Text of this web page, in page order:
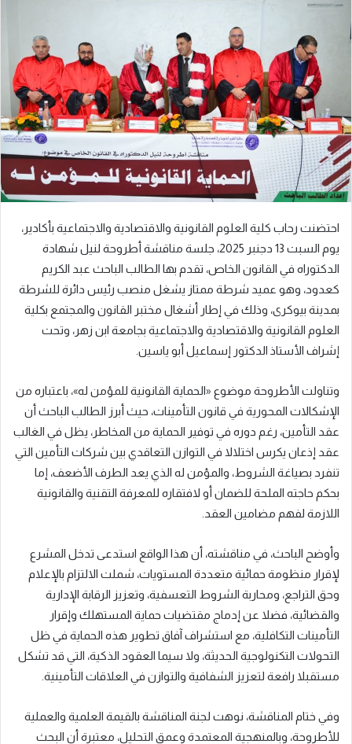
إلكترونيا
احتضنت رحاب كلية العلوم القانونية والاقتصادية والاجتماعية بأكادير،
يوم السبت 13 دجنبر 2025، جلسة مناقشة أطروحة لنيل شهادة
الدكتوراه في القانون الخاص، تقدم بها الطالب الباحث عبد الكريم
كعدود، وهو عميد شرطة ممتاز يشغل منصب رئيس دائرة للشرطة
بمدينة بيوكرى، وذلك في إطار أشغال مختبر القانون والمجتمع بكلية
العلوم القانونية والاقتصادية والاجتماعية بجامعة ابن زهر، وتحت
إشراف الأستاذ الدكتور إسماعيل أبو ياسين.
وتناولت الأطروحة موضوع «الحماية القانونية للمؤمن له»، باعتباره من
الإشكالات المحورية في قانون التأمينات، حيث أبرز الطالب الباحث أن
عقد التأمين، رغم دوره في توفير الحماية من المخاطر، يظل في الغالب
عقد إذعان يكرس اختلالا في التوازن التعاقدي بين شركات التأمين التي
تنفرد بصياغة الشروط، والمؤمن له الذي يعد الطرف الأضعف، إما
بحكم حاجته الملحة للضمان أو لافتقاره للمعرفة التقنية والقانونية
اللازمة لفهم مضامين العقد.
وأوضح الباحث، في مناقشته، أن هذا الواقع استدعى تدخل المشرع
لإقرار منظومة حمائية متعددة المستويات، شملت الالتزام بالإعلام
وحق التراجع، ومحاربة الشروط التعسفية، وتعزيز الرقابة الإدارية
والقضائية، فضلا عن إدماج مقتضيات حماية المستهلك وإقرار
التأمينات التكافلية، مع استشراف آفاق تطوير هذه الحماية في ظل
التحولات التكنولوجية الحديثة، ولا سيما العقود الذكية، التي قد تشكل
مستقبلا رافعة لتعزيز الشفافية والتوازن في العلاقات التأمينية.
وفي ختام المناقشة، نوهت لجنة المناقشة بالقيمة العلمية والعملية
للأطروحة، وبالمنهجية المعتمدة وعمق التحليل، معتبرة أن البحث